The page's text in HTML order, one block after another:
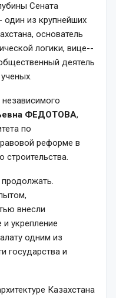
Сената
-­ один из крупнейших
основатель
логики, вице-­
деятель
ФЕДОТОВА,
по
реформе в
строительства.
внесли
укрепление
одним из
государства и
Казахстана